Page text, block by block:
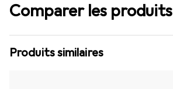
Comparer les produits
Produits similaires